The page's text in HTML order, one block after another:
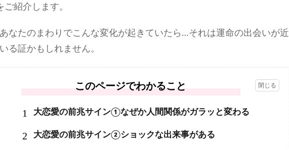
ご紹介します。
なたのまわりでこんな変化が起きていたら…それは運命の出会いが近
る証かもしれません。
このページでわかること
1 大恋愛の前兆サイン①なぜか人間関係がガラッと変わる
2 大恋愛の前兆サイン②ショックな出来事がある